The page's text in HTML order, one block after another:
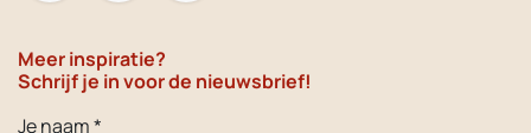
Meer inspiratie?
Schrijf je in voor de nieuwsbrief!
Je naam *